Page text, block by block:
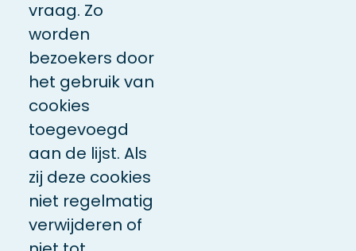
vraag. Zo
worden
bezoekers door
het gebruik van
cookies
toegevoegd
aan de lijst. Als
zij deze cookies
niet regelmatig
verwijderen of